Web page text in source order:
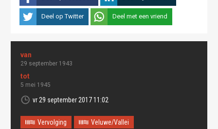
Deel op Twitter Deel met een vriend
29 september 1943
5 mei 1945
vr 29 september 2017 11:02
Vervolging Veluwe/Vallei